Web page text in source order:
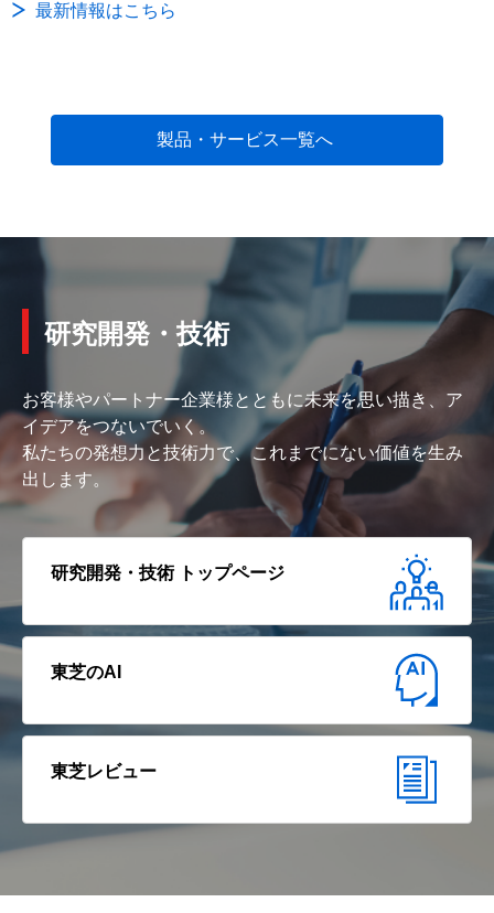
最新情報はこちら
製品・サービス一覧へ
研究開発・技術
お客様やパートナー企業様とともに未来を思い描き、ア
イデアをつないでいく。
私たちの発想力と技術力で、これまでにない価値を生み
出します。
研究開発・技術 トップページ
東芝のAI
東芝レビュー